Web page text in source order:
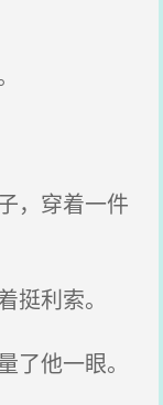
，穿着一件
利索。
他一眼。